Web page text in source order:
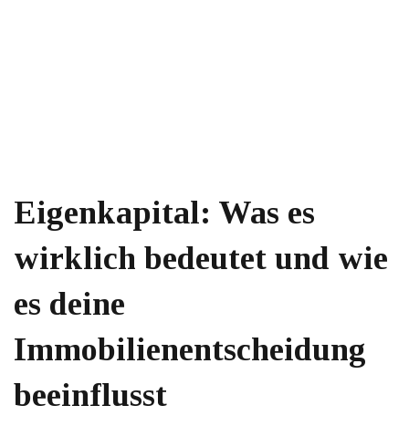
Eigenkapital: Was es
wirklich bedeutet und wie
es deine
Immobilienentscheidung
beeinflusst